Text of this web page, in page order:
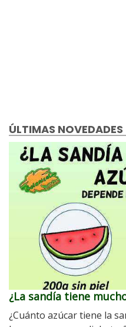
ÚLTIMAS NOVEDADES
¿La sandía tiene
¿Cuánto azúcar tiene la